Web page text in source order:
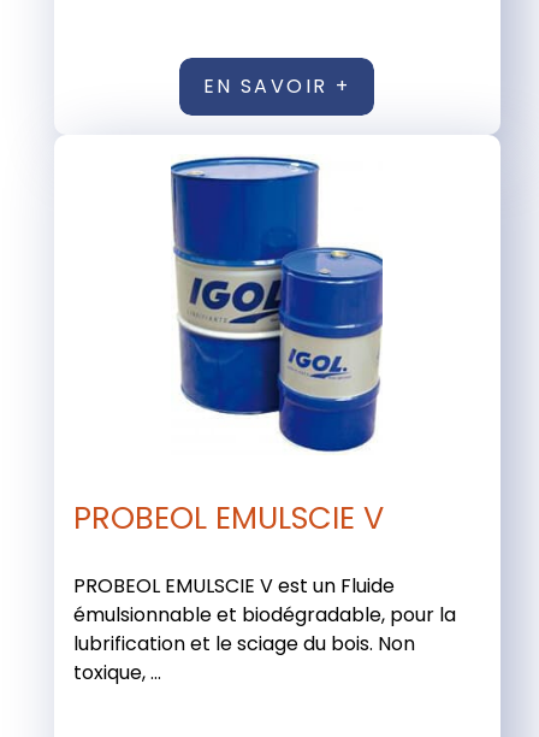
EN SAVOIR +
PROBEOL EMULSCIE V
PROBEOL EMULSCIE V est un Fluide
émulsionnable et biodégradable, pour la
lubrification et le sciage du bois. Non
toxique, ...